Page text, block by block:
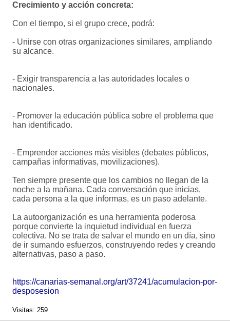
Crecimiento y acción concreta:
Con el tiempo, si el grupo crece, podrá:
- Unirse con otras organizaciones similares, ampliando
su alcance.
- Exigir transparencia a las autoridades locales o
nacionales.
- Promover la educación pública sobre el problema que
han identificado.
- Emprender acciones más visibles (debates públicos,
campañas informativas, movilizaciones).
Ten siempre presente que los cambios no llegan de la
noche a la mañana. Cada conversación que inicias,
cada persona a la que informas, es un paso adelante.
La autoorganización es una herramienta poderosa
porque convierte la inquietud individual en fuerza
colectiva. No se trata de salvar el mundo en un día, sino
de ir sumando esfuerzos, construyendo redes y creando
alternativas, paso a paso.
https://canarias-semanal.org/art/37241/acumulacion-por-
desposesion
Visitas: 259